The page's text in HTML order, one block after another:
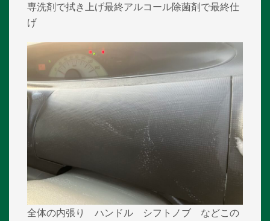
専洗剤で拭き上げ最終アルコール除菌剤で最終仕
げ
全体の内張り ハンドル シフトノブ などこの